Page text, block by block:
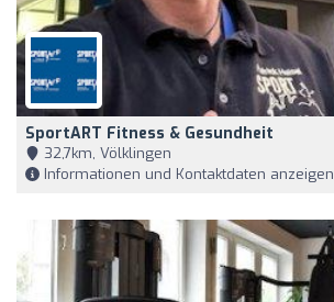
SportART Fitness & Gesundheit
32,7km, Völklingen
Informationen und Kontaktdaten anzeigen